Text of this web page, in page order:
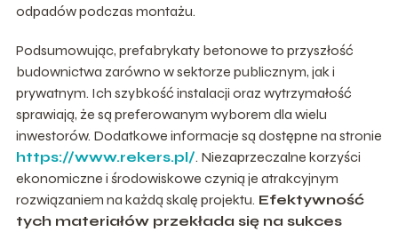
odpadów podczas montażu.
Podsumowując, prefabrykaty betonowe to przyszłość
budownictwa zarówno w sektorze publicznym, jak i
prywatnym. Ich szybkość instalacji oraz wytrzymałość
sprawiają, że są preferowanym wyborem dla wielu
inwestorów. Dodatkowe informacje są dostępne na stronie
https://www.rekers.pl/. Niezaprzeczalne korzyści
ekonomiczne i środowiskowe czynią je atrakcyjnym
rozwiązaniem na każdą skalę projektu. Efektywność
tych materiałów przekłada się na sukces